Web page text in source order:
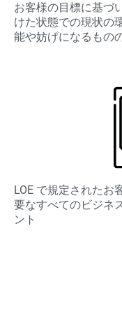
お客様の目標に基づ
けた状態での現状の
能や妨げになるもの
LOE で規定されたお
要なすべてのビジネ
ント